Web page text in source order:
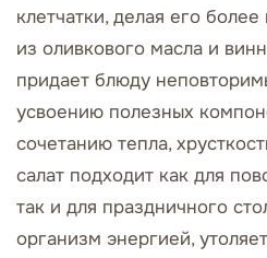
клетчатки, делая его
из оливкового масла и
придает блюду
усвоению полезных
сочетанию тепла,
салат подходит как для
так и для праздничного
организм энергией,